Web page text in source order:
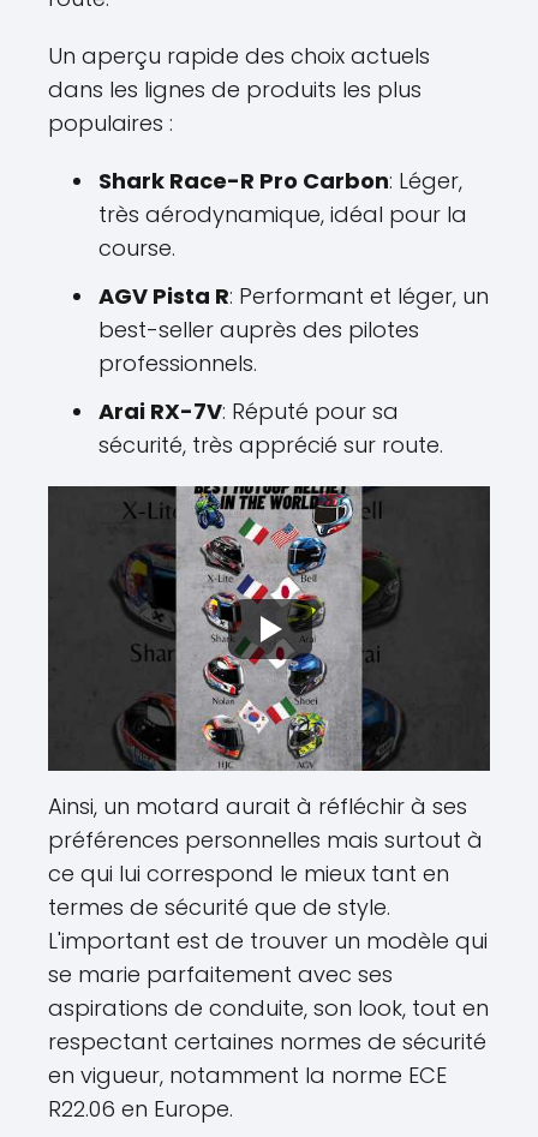
Un aperçu rapide des choix actuels
dans les lignes de produits les plus
populaires :
Shark Race-R Pro Carbon: Léger,
très aérodynamique, idéal pour la
course.
AGV Pista R: Performant et léger, un
best-seller auprès des pilotes
professionnels.
Arai RX-7V: Réputé pour sa
sécurité, très apprécié sur route.
Ainsi, un motard aurait à réfléchir à ses
préférences personnelles mais surtout à
ce qui lui correspond le mieux tant en
termes de sécurité que de style.
L'important est de trouver un modèle qui
se marie parfaitement avec ses
aspirations de conduite, son look, tout en
respectant certaines normes de sécurité
en vigueur, notamment la norme ECE
R22.06 en Europe.